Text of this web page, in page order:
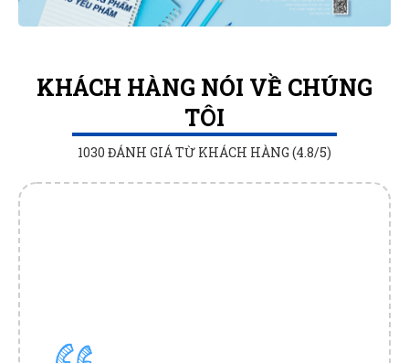
KHÁCH HÀNG NÓI VỀ CHÚNG
TÔI
1030 ĐÁNH GIÁ TỪ KHÁCH HÀNG (4.8/5)